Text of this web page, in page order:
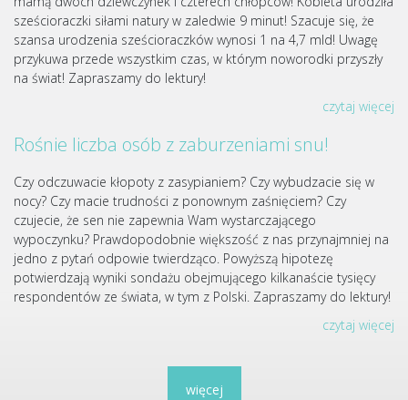
sześcioraczki siłami natury w zaledwie 9 minut! Szacuje się, że
szansa urodzenia sześcioraczków wynosi 1 na 4,7 mld! Uwagę
przykuwa przede wszystkim czas, w którym noworodki przyszły
na świat! Zapraszamy do lektury!
czytaj więcej
Rośnie liczba osób z zaburzeniami snu!
Czy odczuwacie kłopoty z zasypianiem? Czy wybudzacie się w
nocy? Czy macie trudności z ponownym zaśnięciem? Czy
czujecie, że sen nie zapewnia Wam wystarczającego
wypoczynku? Prawdopodobnie większość z nas przynajmniej na
jedno z pytań odpowie twierdząco. Powyższą hipotezę
potwierdzają wyniki sondażu obejmującego kilkanaście tysięcy
respondentów ze świata, w tym z Polski. Zapraszamy do lektury!
czytaj więcej
więcej